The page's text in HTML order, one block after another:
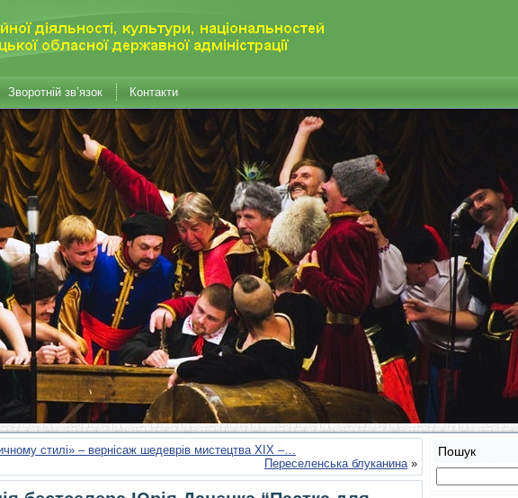
Зворотній зв’язок Контакти
стилі» – вернісаж шедеврів мистецтва ХІХ –…
Переселенська блуканина»
Пошук